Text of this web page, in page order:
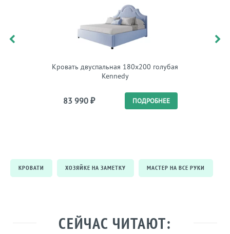
Кровать двуспальная 180х200 голубая
Kennedy
83 990 ₽ ПОДРОБНЕЕ
КРОВАТИ ХОЗЯЙКЕ НА ЗАМЕТКУ МАСТЕР НА ВСЕ РУКИ
СЕЙЧАС ЧИТАЮТ: